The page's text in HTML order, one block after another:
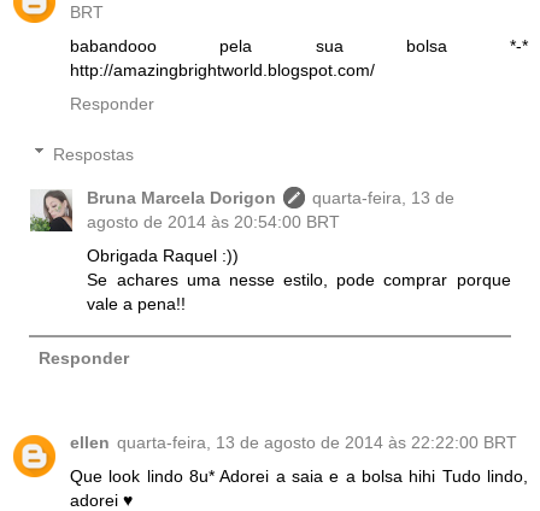
BRT
babandooo pela sua bolsa *-*
http://amazingbrightworld.blogspot.com/
Responder
Respostas
Bruna Marcela Dorigon
quarta-feira, 13 de
agosto de 2014 às 20:54:00 BRT
Obrigada Raquel :))
Se achares uma nesse estilo, pode comprar porque
vale a pena!!
Responder
ellen quarta-feira, 13 de agosto de 2014 às 22:22:00 BRT
Que look lindo 8u* Adorei a saia e a bolsa hihi Tudo lindo,
adorei ♥